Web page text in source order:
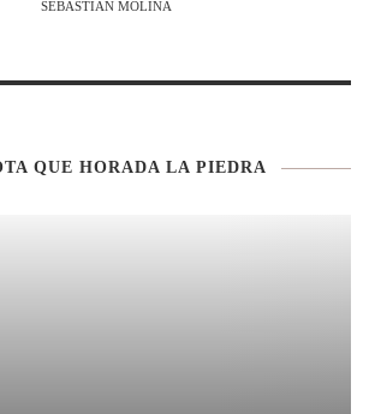
SEBASTIAN MOLINA
QUE HORADA LA PIEDRA